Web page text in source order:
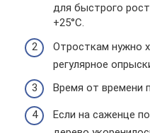
для быстрого
+25°С.
Отросткам нужно
регулярное
Время от времени
Если на саженце